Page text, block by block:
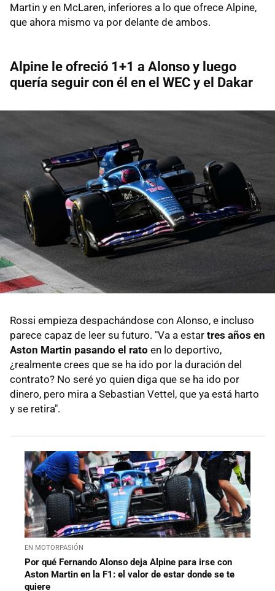
Martin y en McLaren, inferiores a lo que ofrece Alpine,
que ahora mismo va por delante de ambos.
Alpine le ofreció 1+1 a Alonso y luego
quería seguir con él en el WEC y el Dakar
Rossi empieza despachándose con Alonso, e incluso
parece capaz de leer su futuro. "Va a estar tres años en
Aston Martin pasando el rato en lo deportivo,
¿realmente crees que se ha ido por la duración del
contrato? No seré yo quien diga que se ha ido por
dinero, pero mira a Sebastian Vettel, que ya está harto
y se retira".
EN MOTORPASIÓN
Por qué Fernando Alonso deja Alpine para irse con
Aston Martin en la F1: el valor de estar donde se te
quiere